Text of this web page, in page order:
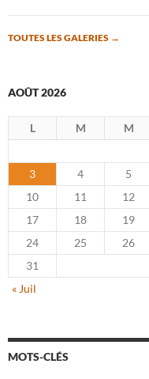
TOUTES LES GALERIES →
AOÛT 2026
L M M
3
4 5
10
11 12
17
18 19
24
25 26
31
« Juil
MOTS-CLÉS